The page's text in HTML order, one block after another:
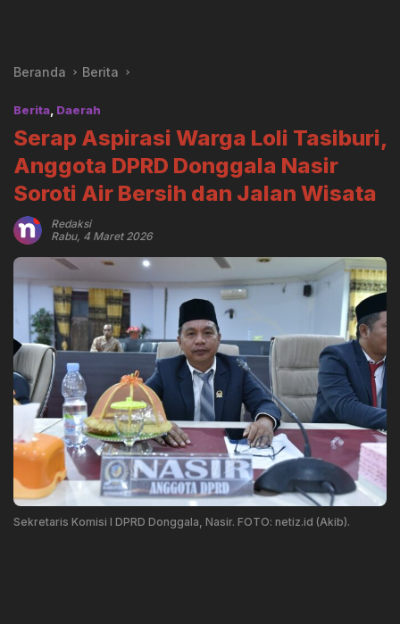
Beranda Berita
Berita Daerah
Serap Aspirasi Warga Loli Tasiburi,
Anggota DPRD Donggala Nasir
Soroti Air Bersih dan Jalan Wisata
Redaksi
Rabu, 4 Maret 2026
Sekretaris Komisi I DPRD Donggala, Nasir. FOTO: netiz.id (Akib).